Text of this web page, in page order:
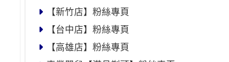
【新竹店】粉絲專頁
【台中店】粉絲專頁
【高雄店】粉絲專頁